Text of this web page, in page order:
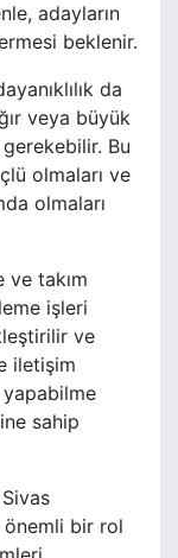
adayların
beklenir.
da
veya büyük
Bu
olmaları ve
olmaları
ve takım
işleri
ve
iletişim
sahip
önemli bir rol